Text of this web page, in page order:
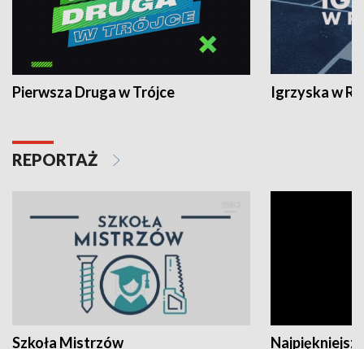
Pierwsza Druga w Trójce Igrzyska w
REPORTAŻ
Szkoła Mistrzów